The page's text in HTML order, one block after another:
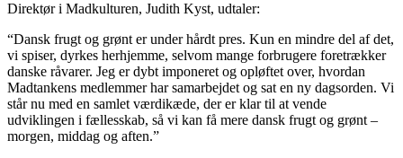
Direktør i Madkulturen, Judith Kyst, udtaler:
“Dansk frugt og grønt er under hårdt pres. Kun en mindre del af det,
vi spiser, dyrkes herhjemme, selvom mange forbrugere foretrækker
danske råvarer. Jeg er dybt imponeret og opløftet over, hvordan
Madtankens medlemmer har samarbejdet og sat en ny dagsorden. Vi
står nu med en samlet værdikæde, der er klar til at vende
udviklingen i fællesskab, så vi kan få mere dansk frugt og grønt –
morgen, middag og aften.”